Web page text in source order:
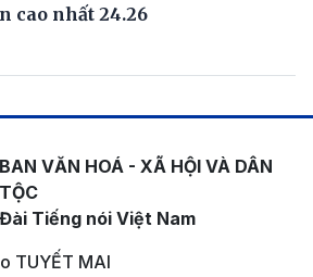
cao nhất 24.26
BAN VĂN HOÁ - XÃ HỘI VÀ DÂN
TỘC
Đài Tiếng nói Việt Nam
TUYẾT MAI